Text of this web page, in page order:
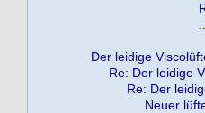
Der leidige
Re: Der leidige
Re: Der
Neuer